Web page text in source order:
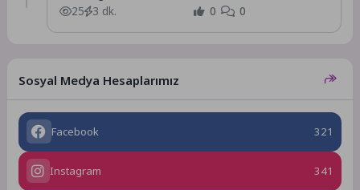
25
3 dk. 0 0
Sosyal Medya Hesaplarımız
Facebook 321
Instagram 341